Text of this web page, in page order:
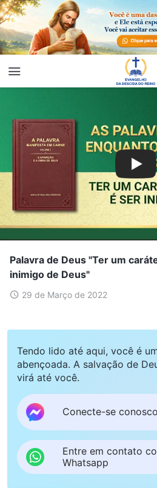
Palavra de Deus "Ter um
inimigo de Deus"
29 de Março de 2022
Tendo lido até aqui, você é
abençoada. A salvação de
virá até você.
Conecte-se
Entre em contato
Whatsapp